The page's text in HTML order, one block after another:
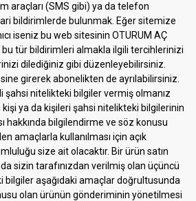
araçları (SMS gibi) ya da telefon
bildirimlerde bulunmak. Eğer sitemize
iseniz bu web sitesinin OTURUM AÇ
bu tür bildirimleri almakla ilgili tercihlerinizi
dilediğiniz gibi düzenleyebilirsiniz.
girerek abonelikten de ayrılabilirsiniz.
şahsi nitelikteki bilgiler vermiş olmanız
ya da kişileri şahsi nitelikteki bilgilerinin
hakkında bilgilendirme ve söz konusu
amaçlarla kullanılması için açık
size ait olacaktır. Bir ürün satın
sizin tarafınızdan verilmiş olan üçüncü
bilgiler aşağıdaki amaçlar doğrultusunda
olan ürünün gönderiminin yönetilmesi